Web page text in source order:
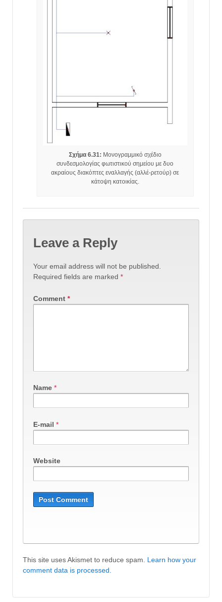
Σχήμα 6.31: Μονογραμμικό σχέδιο
συνδεσμολογίας φωτιστικού σημείου με δυο
ακραίους διακόπτες εναλλαγής (αλλέ-ρετούρ) σε
κάτοψη κατοικίας.
Leave a Reply
Your email address will not be published.
Required fields are marked *
Comment *
Name *
E-mail *
Website
This site uses Akismet to reduce spam. Learn how your
comment data is processed.